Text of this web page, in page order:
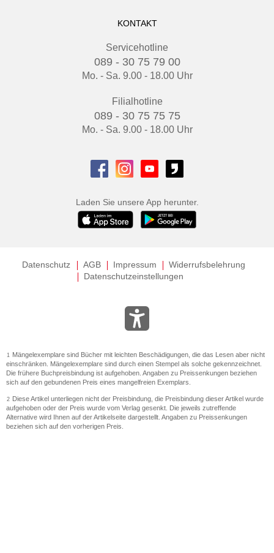
KONTAKT
Servicehotline
089 - 30 75 79 00
Mo. - Sa. 9.00 - 18.00 Uhr
Filialhotline
089 - 30 75 75 75
Mo. - Sa. 9.00 - 18.00 Uhr
Laden Sie unsere App herunter.
Datenschutz AGB Impressum
Widerrufsbelehrung
Datenschutzeinstellungen
1
Mängelexemplare sind Bücher mit leichten Beschädigungen, die das Lesen aber nicht
einschränken. Mängelexemplare sind durch einen Stempel als solche gekennzeichnet.
Die frühere Buchpreisbindung ist aufgehoben. Angaben zu Preissenkungen beziehen
sich auf den gebundenen Preis eines mangelfreien Exemplars.
2 Diese Artikel unterliegen nicht der Preisbindung, die Preisbindung dieser Artikel wurde
aufgehoben oder der Preis wurde vom Verlag gesenkt. Die jeweils zutreffende
Alternative wird Ihnen auf der Artikelseite dargestellt. Angaben zu Preissenkungen
beziehen sich auf den vorherigen Preis.